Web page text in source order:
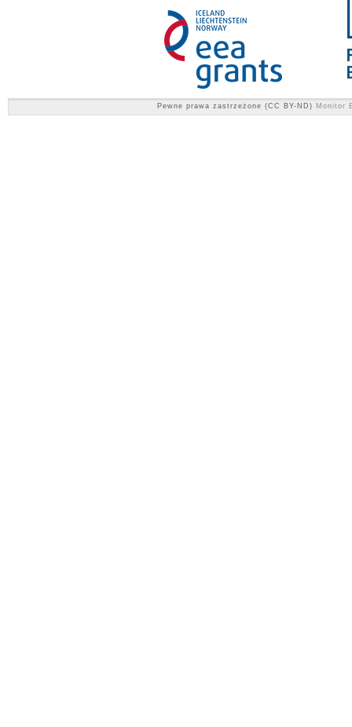
Pewne prawa zastrzeżone (CC BY-ND) Monitor